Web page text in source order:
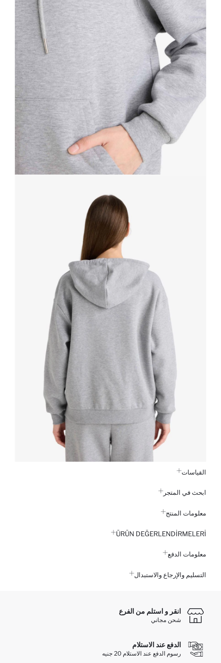
القياسات
ابحث في المتجر
معلومات المنتج
ÜRÜN DEĞERLENDİRMELERİ
معلومات الدفع
التسليم والإرجاع والاستبدال
انقر و استلم من الفرع
شحن مجاني
الدفع عند الاستلام
رسوم الدفع عند الاستلام 20 جنيه